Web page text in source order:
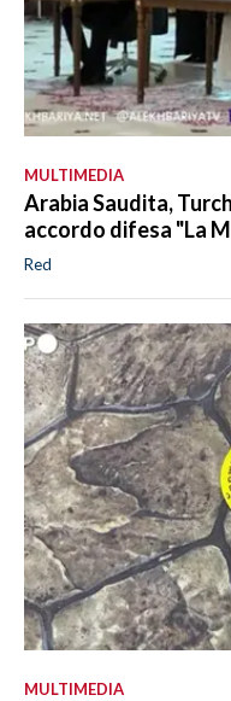
MULTIMEDIA
Arabia Saudita,
accordo difesa "La
Red
MULTIMEDIA